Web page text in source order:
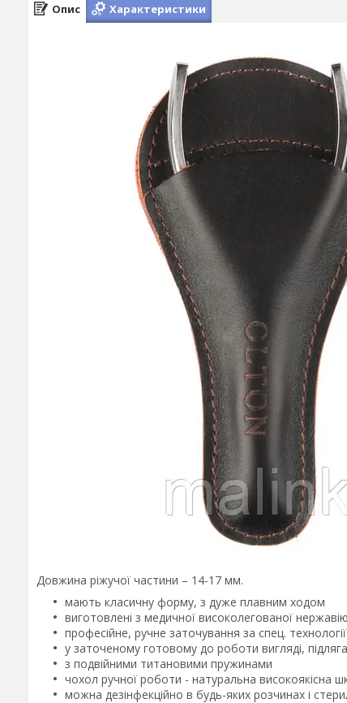
Опис Характеристики
Довжина ріжучої частини – 14-17 мм.
мають класичну форму, з дуже плавним ходом
виготовлені з медичної високолегованої
професійне, ручне заточування за спец. технології
у заточеному готовому до роботи вигляді,
з подвійними титановими пружинами
чохол ручної роботи - натуральна високоякісна
можна дезінфекційно в будь-яких розчинах і